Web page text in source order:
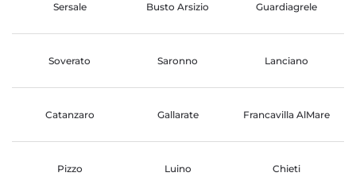
Sersale Busto Arsizio Guardiagrele
Soverato Saronno Lanciano
Catanzaro Gallarate Francavilla AlMare
Pizzo Luino Chieti